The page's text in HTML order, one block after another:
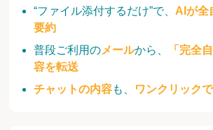
“ファイル添付するだけ”で、 AIが全
要約
普段ご利用のメールから、
「完全
容を転送
チャットの内容も、 ワンクリック